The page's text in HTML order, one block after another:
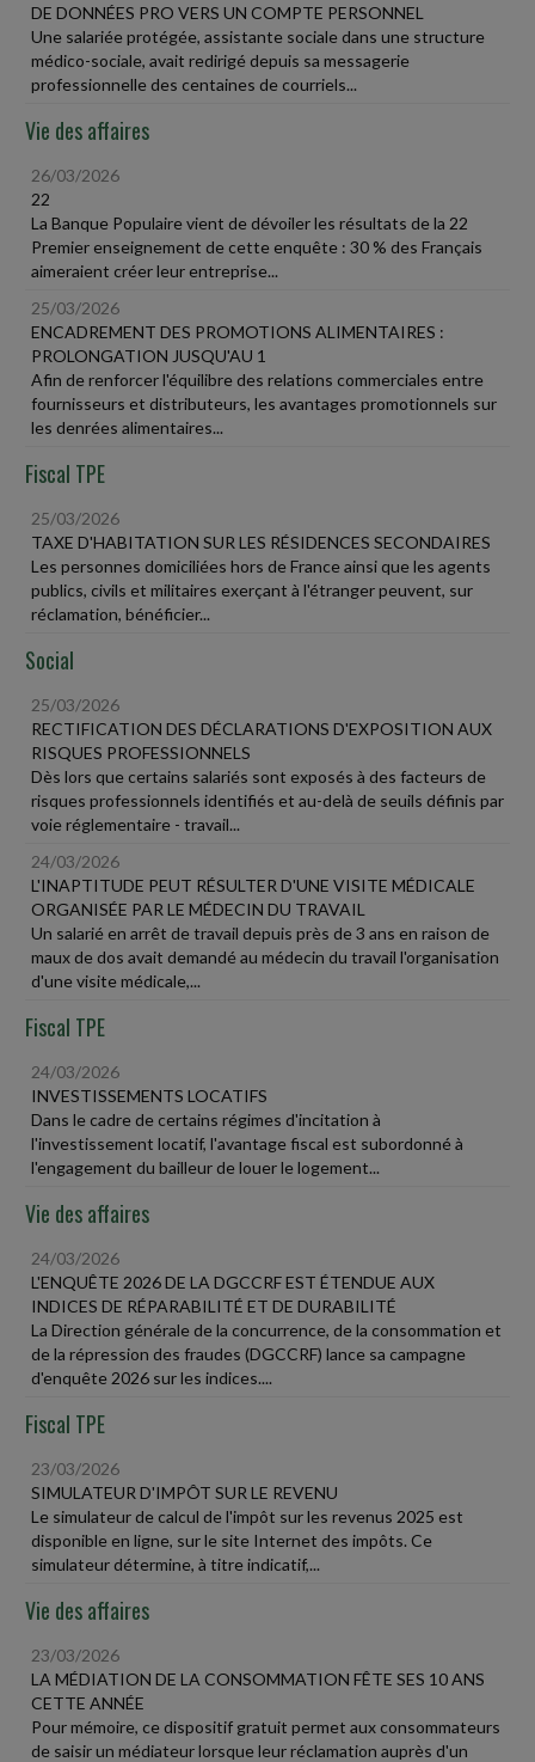
DE DONNÉES PRO VERS UN COMPTE PERSONNEL
Une salariée protégée, assistante sociale dans une structure
médico-sociale, avait redirigé depuis sa messagerie
professionnelle des centaines de courriels...
Vie des affaires
26/03/2026
22
La Banque Populaire vient de dévoiler les résultats de la 22
Premier enseignement de cette enquête : 30 % des Français
aimeraient créer leur entreprise...
25/03/2026
ENCADREMENT DES PROMOTIONS ALIMENTAIRES :
PROLONGATION JUSQU'AU 1
Afin de renforcer l'équilibre des relations commerciales entre
fournisseurs et distributeurs, les avantages promotionnels sur
les denrées alimentaires...
Fiscal TPE
25/03/2026
TAXE D'HABITATION SUR LES RÉSIDENCES SECONDAIRES
Les personnes domiciliées hors de France ainsi que les agents
publics, civils et militaires exerçant à l'étranger peuvent, sur
réclamation, bénéficier...
Social
25/03/2026
RECTIFICATION DES DÉCLARATIONS D'EXPOSITION AUX
RISQUES PROFESSIONNELS
Dès lors que certains salariés sont exposés à des facteurs de
risques professionnels identifiés et au-delà de seuils définis par
voie réglementaire - travail...
24/03/2026
L'INAPTITUDE PEUT RÉSULTER D'UNE VISITE MÉDICALE
ORGANISÉE PAR LE MÉDECIN DU TRAVAIL
Un salarié en arrêt de travail depuis près de 3 ans en raison de
maux de dos avait demandé au médecin du travail l'organisation
d'une visite médicale,...
Fiscal TPE
24/03/2026
INVESTISSEMENTS LOCATIFS
Dans le cadre de certains régimes d'incitation à
l'investissement locatif, l'avantage fiscal est subordonné à
l'engagement du bailleur de louer le logement...
Vie des affaires
24/03/2026
L'ENQUÊTE 2026 DE LA DGCCRF EST ÉTENDUE AUX
INDICES DE RÉPARABILITÉ ET DE DURABILITÉ
La Direction générale de la concurrence, de la consommation et
de la répression des fraudes (DGCCRF) lance sa campagne
d'enquête 2026 sur les indices....
Fiscal TPE
23/03/2026
SIMULATEUR D'IMPÔT SUR LE REVENU
Le simulateur de calcul de l'impôt sur les revenus 2025 est
disponible en ligne, sur le site Internet des impôts. Ce
simulateur détermine, à titre indicatif,...
Vie des affaires
23/03/2026
LA MÉDIATION DE LA CONSOMMATION FÊTE SES 10 ANS
CETTE ANNÉE
Pour mémoire, ce dispositif gratuit permet aux consommateurs
de saisir un médiateur lorsque leur réclamation auprès d'un